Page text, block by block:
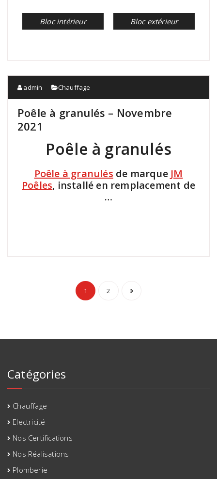
Bloc intérieur Bloc extérieur
admin Chauffage
Poêle à granulés – Novembre
2021
Poêle à granulés
Poêle à granulés de marque JM
Poêles, installé en remplacement de
…
Pagination
1 2
Catégories
Chauffage
Electricité
Nos Certifications
Nos Réalisations
Plomberie